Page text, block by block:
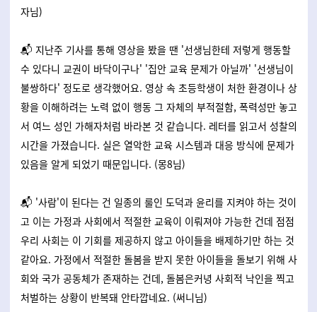
자님)
📬 지난주 기사를 통해 영상을 봤을 땐 '선생님한테 저렇게 행동할
수 있다니 교권이 바닥이구나' '집안 교육 문제가 아닐까' '선생님이
불쌍하다' 정도로 생각했어요. 영상 속 초등학생이 처한 환경이나 상
황을 이해하려는 노력 없이 행동 그 자체의 부적절함, 폭력성만 놓고
서 여느 성인 가해자처럼 바라본 것 같습니다. 레터를 읽고서 성찰의
시간을 가졌습니다. 실은 열악한 교육 시스템과 대응 방식에 문제가
있음을 알게 되었기 때문입니다. (몽8님)
📬 '사람'이 된다는 건 일종의 룰인 도덕과 윤리를 지켜야 하는 것이
고 이는 가정과 사회에서 적절한 교육이 이뤄져야 가능한 건데 점점
우리 사회는 이 기회를 제공하지 않고 아이들을 배제하기만 하는 것
같아요. 가정에서 적절한 돌봄을 받지 못한 아이들을 돌보기 위해 사
회와 국가 공동체가 존재하는 건데, 돌봄은커녕 사회적 낙인을 찍고
처벌하는 상황이 반복돼 안타깝네요. (써니님)